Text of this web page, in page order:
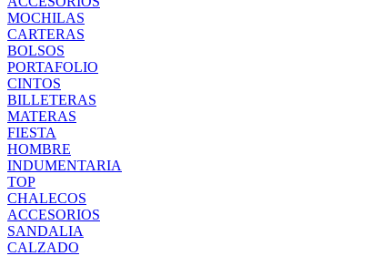
MOCHILAS
CARTERAS
BOLSOS
PORTAFOLIO
CINTOS
BILLETERAS
MATERAS
FIESTA
HOMBRE
INDUMENTARIA
TOP
CHALECOS
ACCESORIOS
SANDALIA
CALZADO